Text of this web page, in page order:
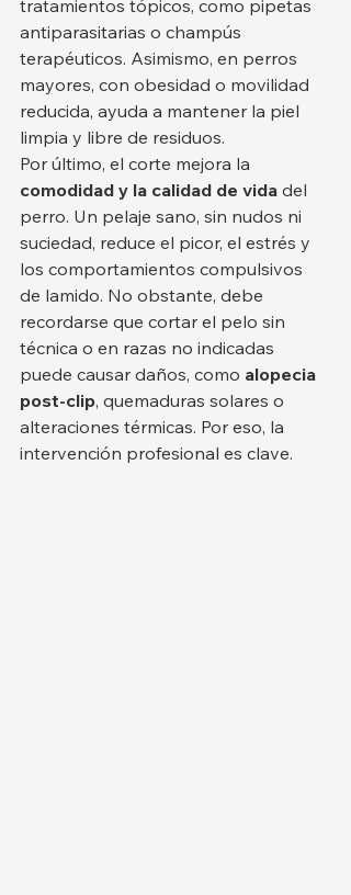
tratamientos tópicos, como pipetas
antiparasitarias o champús
terapéuticos. Asimismo, en perros
mayores, con obesidad o movilidad
reducida, ayuda a mantener la piel
limpia y libre de residuos.
Por último, el corte mejora la
comodidad y la calidad de vida del
perro. Un pelaje sano, sin nudos ni
suciedad, reduce el picor, el estrés y
los comportamientos compulsivos
de lamido. No obstante, debe
recordarse que cortar el pelo sin
técnica o en razas no indicadas
puede causar daños, como alopecia
post-clip, quemaduras solares o
alteraciones térmicas. Por eso, la
intervención profesional es clave.